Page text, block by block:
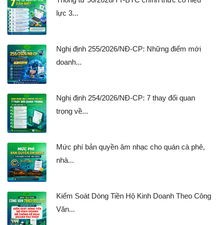
lực 3...
Nghị định 255/2026/NĐ-CP: Những điểm mới
doanh...
Nghị định 254/2026/NĐ-CP: 7 thay đổi quan
trọng về...
Mức phí bản quyền âm nhạc cho quán cà phê,
nhà...
Kiểm Soát Dòng Tiền Hộ Kinh Doanh Theo Công
Văn...